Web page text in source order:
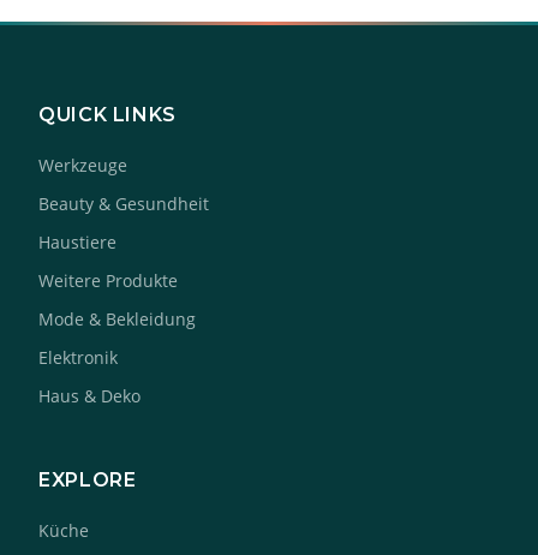
QUICK LINKS
Werkzeuge
Beauty & Gesundheit
Haustiere
Weitere Produkte
Mode & Bekleidung
Elektronik
Haus & Deko
EXPLORE
Küche